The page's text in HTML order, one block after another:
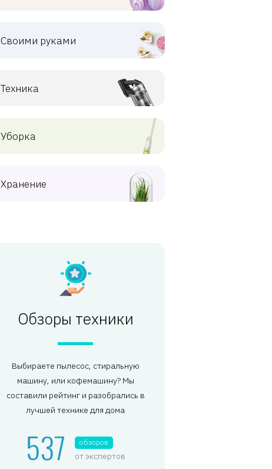
Своими руками
Техника
Уборка
Хранение
Обзоры техники
Выбираете пылесос, стиральную
машину, или кофемашину? Мы
составили рейтинг и разобрались в
лучшей технике для дома
537 обзоров
от экспертов